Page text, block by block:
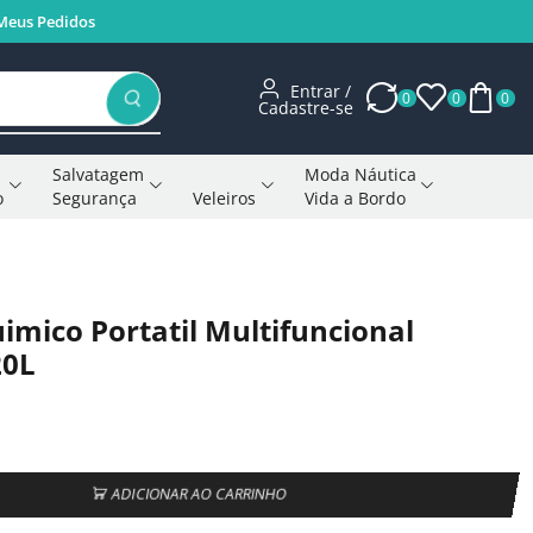
Pedidos
Entrar /
Cadastre-se 0 0 0
Salvatagem
Segurança
Veleiros
Moda Náutica
Vida a Bordo
Portatil Multifuncional
ADICIONAR AO CARRINHO